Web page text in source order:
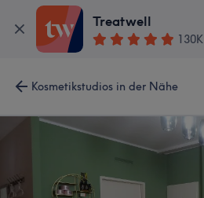
Treatwell
130K
Kosmetikstudios in der Nähe